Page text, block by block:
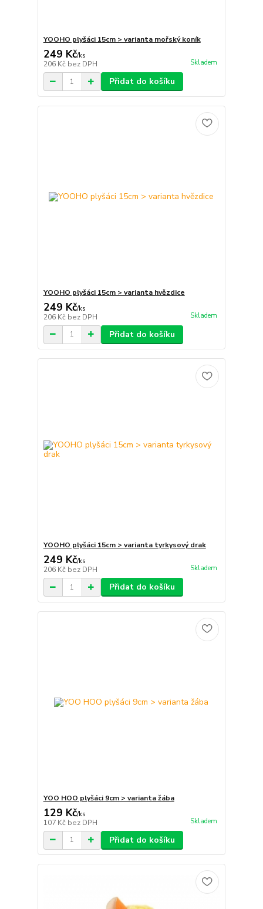
YOOHO plyšáci 15cm > varianta mořský koník
249 Kč/ks
206 Kč bez DPH Skladem
Přidat do košíku
YOOHO plyšáci 15cm > varianta hvězdice
249 Kč/ks
206 Kč bez DPH Skladem
Přidat do košíku
YOOHO plyšáci 15cm > varianta tyrkysový drak
249 Kč/ks
206 Kč bez DPH Skladem
Přidat do košíku
YOO HOO plyšáci 9cm > varianta žába
129 Kč/ks
107 Kč bez DPH Skladem
Přidat do košíku